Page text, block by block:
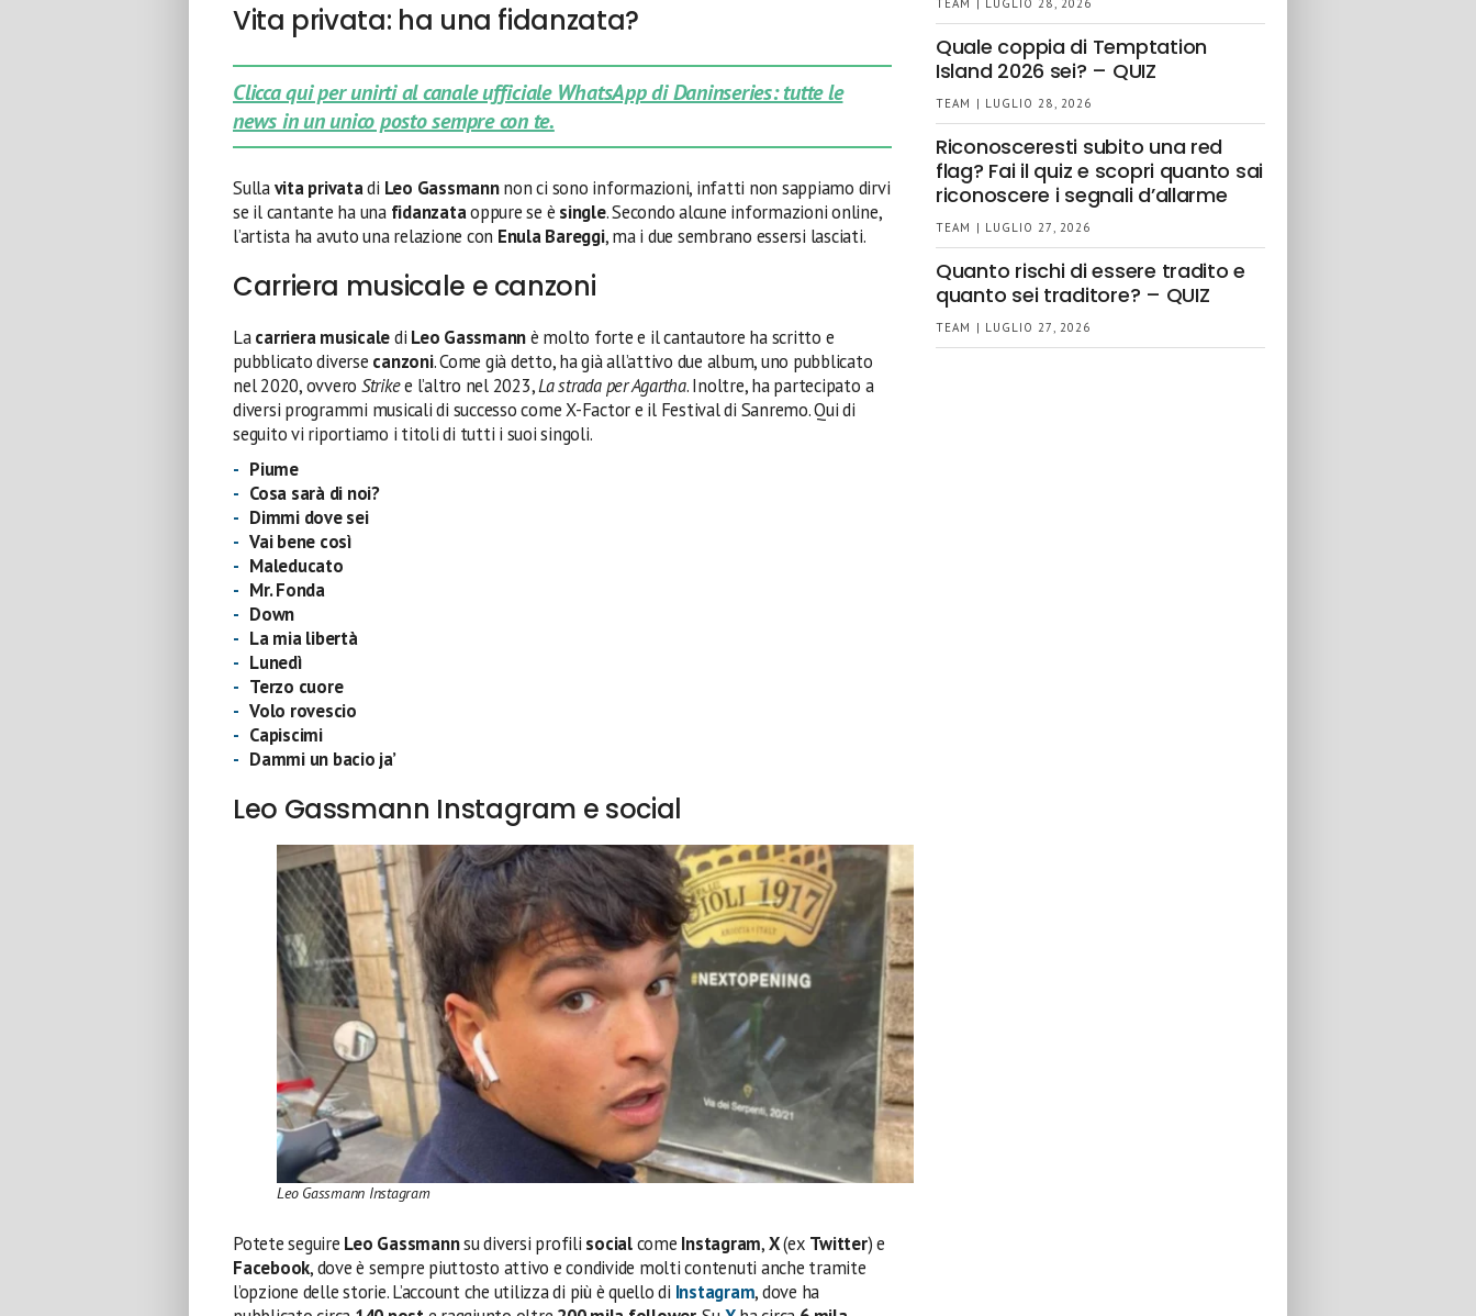
Vita privata: ha una fidanzata?
Clicca qui per unirti al canale ufficiale WhatsApp di Daninseries: tutte le
news in un unico posto sempre con te.
Sullavita privatadi Leo Gassmannnon ci sono informazioni, infatti non sappiamo dirvi
se il cantante ha una fidanzataoppure se è single. Secondo alcune informazioni online,
l’artista ha avuto una relazione con Enula Bareggi, ma i due sembrano essersi lasciati.
Carriera musicale e canzoni
Lacarriera musicaledi Leo Gassmannè molto forte e il cantautore ha scritto e
pubblicato diverse canzoni. Come già detto, ha già all’attivo due album, uno pubblicato
nel 2020, ovvero Strikee l’altro nel 2023,La strada per Agartha. Inoltre, ha partecipato a
diversi programmi musicali di successo come X-Factor e il Festival di Sanremo. Qui di
seguito vi riportiamo i titoli di tutti i suoi singoli.
Piume
Cosa sarà di noi?
Dimmi dove sei
Vai bene così
Maleducato
Mr. Fonda
Down
La mia libertà
Lunedì
Terzo cuore
Volo rovescio
Capiscimi
Dammi un bacio ja’
Leo Gassmann Instagram e social
Leo Gassmann Instagram
Potete seguire Leo Gassmannsu diversi profili socialcome Instagram,X(ex Twitter) e
Facebook, dove è sempre piuttosto attivo e condivide molti contenuti anche tramite
l’opzione delle storie. L’account che utilizza di più è quello di Instagram, dove ha
TEAM | LUGLIO 28, 2026
Quale coppia di Temptation
Island 2026 sei? – QUIZ
TEAM | LUGLIO 28, 2026
Riconosceresti subito una red
flag? Fai il quiz e scopri quanto sai
riconoscere i segnali d’allarme
TEAM | LUGLIO 27, 2026
Quanto rischi di essere tradito e
quanto sei traditore? – QUIZ
TEAM | LUGLIO 27, 2026